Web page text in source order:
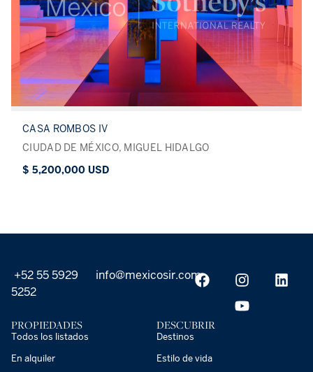
CASA ROMBOS IV
CIUDAD DE MÉXICO, MIGUEL HIDALGO
$ 5,200,000 USD
+52 55 5929
5252
info@mexicosir.com
PROPIEDADES
Todos los listados
En alquiler
DESCUBRIR
Destinos
Estilo de vida